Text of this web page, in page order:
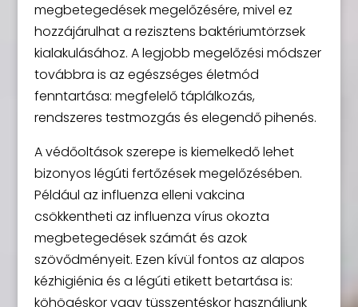
megbetegedések megelőzésére, mivel ez
hozzájárulhat a rezisztens baktériumtörzsek
kialakulásához. A legjobb megelőzési módszer
továbbra is az egészséges életmód
fenntartása: megfelelő táplálkozás,
rendszeres testmozgás és elegendő pihenés.
A védőoltások szerepe is kiemelkedő lehet
bizonyos légúti fertőzések megelőzésében.
Például az influenza elleni vakcina
csökkentheti az influenza vírus okozta
megbetegedések számát és azok
szövődményeit. Ezen kívül fontos az alapos
kézhigiénia és a légúti etikett betartása is:
köhögéskor vagy tüsszentéskor használjunk